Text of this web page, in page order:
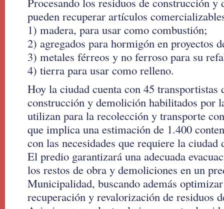
pueden recuperar artículos
1) madera, para usar como combustión;
2) agregados para hormigón en proyectos
3) metales férreos y no ferroso para su
4) tierra para usar como relleno.
Hoy la ciudad cuenta con 45 transportistas
construcción y demolición habilitados por
utilizan para la recolección y transporte
que implica una estimación de 1.400
con las necesidades que requiere la ciudad
El predio garantizará una adecuada
los restos de obra y demoliciones en un
Municipalidad, buscando además
recuperación y revalorización de residuos